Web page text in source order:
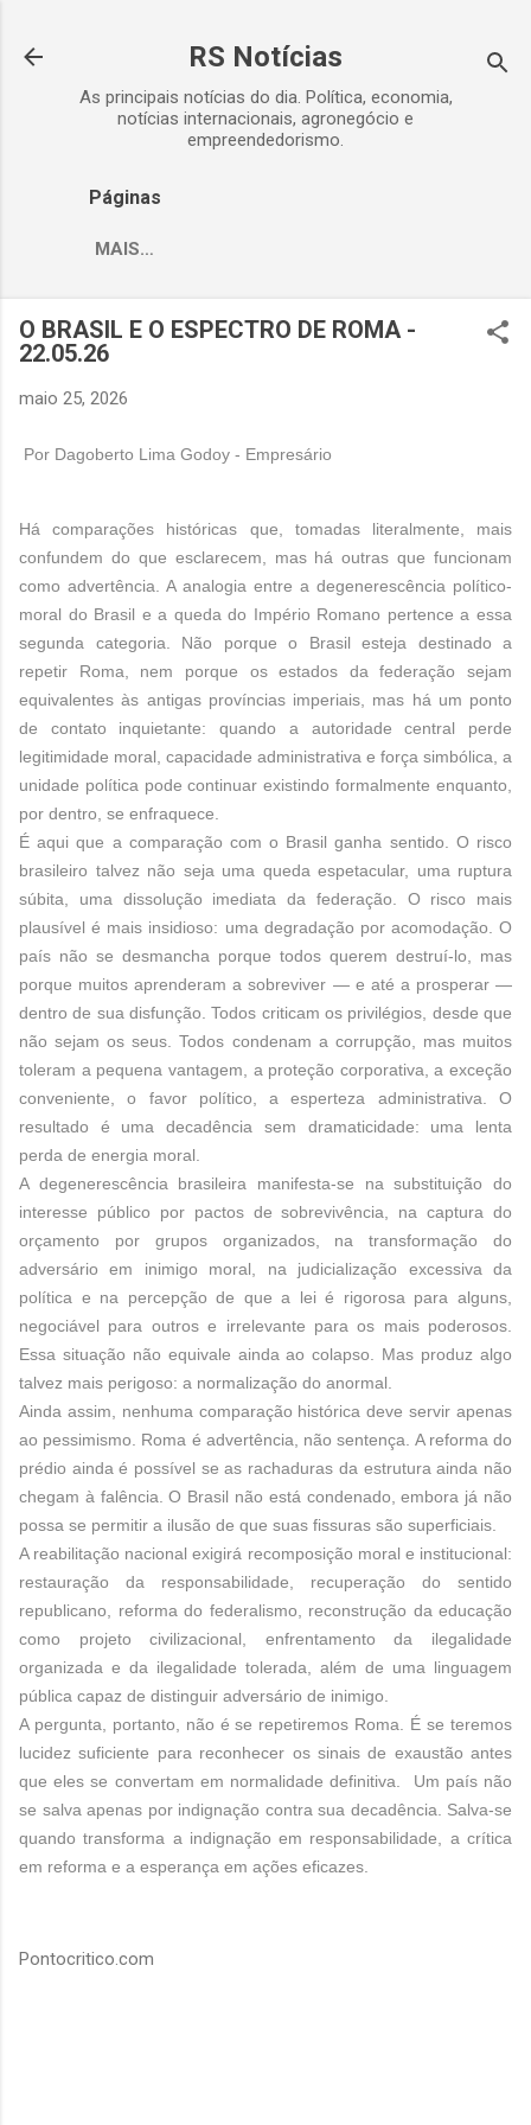
RS Notícias
As principais notícias do dia. Política, economia,
notícias internacionais, agronegócio e
empreendedorismo.
Páginas
MAIS…
O BRASIL E O ESPECTRO DE ROMA -
22.05.26
maio 25, 2026
Por Dagoberto Lima Godoy - Empresário
Há comparações históricas que, tomadas literalmente, mais
confundem do que esclarecem, mas há outras que funcionam
como advertência. A analogia entre a degenerescência político-
moral do Brasil e a queda do Império Romano pertence a essa
segunda categoria. Não porque o Brasil esteja destinado a
repetir Roma, nem porque os estados da federação sejam
equivalentes às antigas províncias imperiais, mas há um ponto
de contato inquietante: quando a autoridade central perde
legitimidade moral, capacidade administrativa e força simbólica, a
unidade política pode continuar existindo formalmente enquanto,
por dentro, se enfraquece.
É aqui que a comparação com o Brasil ganha sentido. O risco
brasileiro talvez não seja uma queda espetacular, uma ruptura
súbita, uma dissolução imediata da federação. O risco mais
plausível é mais insidioso: uma degradação por acomodação. O
país não se desmancha porque todos querem destruí-lo, mas
porque muitos aprenderam a sobreviver — e até a prosperar —
dentro de sua disfunção. Todos criticam os privilégios, desde que
não sejam os seus. Todos condenam a corrupção, mas muitos
toleram a pequena vantagem, a proteção corporativa, a exceção
conveniente, o favor político, a esperteza administrativa. O
resultado é uma decadência sem dramaticidade: uma lenta
perda de energia moral.
A degenerescência brasileira manifesta-se na substituição do
interesse público por pactos de sobrevivência, na captura do
orçamento por grupos organizados, na transformação do
adversário em inimigo moral, na judicialização excessiva da
política e na percepção de que a lei é rigorosa para alguns,
negociável para outros e irrelevante para os mais poderosos.
Essa situação não equivale ainda ao colapso. Mas produz algo
talvez mais perigoso: a normalização do anormal.
Ainda assim, nenhuma comparação histórica deve servir apenas
ao pessimismo. Roma é advertência, não sentença. A reforma do
prédio ainda é possível se as rachaduras da estrutura ainda não
chegam à falência. O Brasil não está condenado, embora já não
possa se permitir a ilusão de que suas fissuras são superficiais.
A reabilitação nacional exigirá recomposição moral e institucional:
restauração da responsabilidade, recuperação do sentido
republicano, reforma do federalismo, reconstrução da educação
como projeto civilizacional, enfrentamento da ilegalidade
organizada e da ilegalidade tolerada, além de uma linguagem
pública capaz de distinguir adversário de inimigo.
A pergunta, portanto, não é se repetiremos Roma. É se teremos
lucidez suficiente para reconhecer os sinais de exaustão antes
que eles se convertam em normalidade definitiva. Um país não
se salva apenas por indignação contra sua decadência. Salva-se
quando transforma a indignação em responsabilidade, a crítica
em reforma e a esperança em ações eficazes.
Pontocritico.com